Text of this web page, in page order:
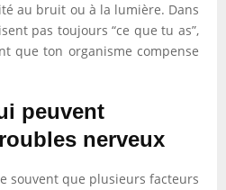
au bruit ou à la lumière. Dans
pas toujours “ce que tu as”,
que ton organisme compense
peuvent
nerveux
souvent que plusieurs facteurs